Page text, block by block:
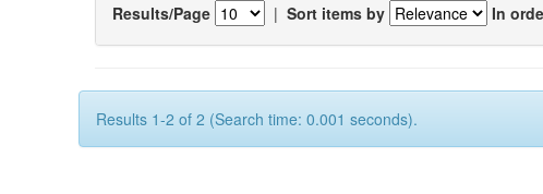
Results/Page | Sort items by In
Results 1-2 of 2 (Search time: 0.001 seconds).